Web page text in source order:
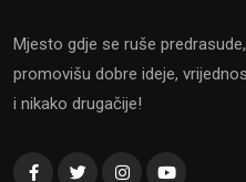
Mjesto gdje se ruše
promovišu dobre ideje,
i nikako drugačije!